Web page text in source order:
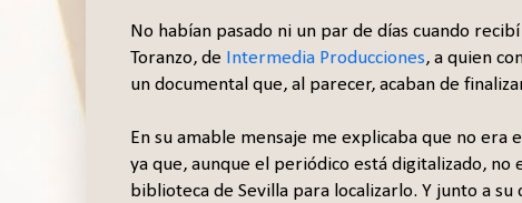
No habían pasado ni un par de días cuando
Toranzo, de
Intermedia Producciones, a quien
un documental que, al parecer, acaban de
En su amable mensaje me explicaba que no
ya que, aunque el periódico está digitalizado, no
biblioteca de Sevilla para localizarlo. Y junto a